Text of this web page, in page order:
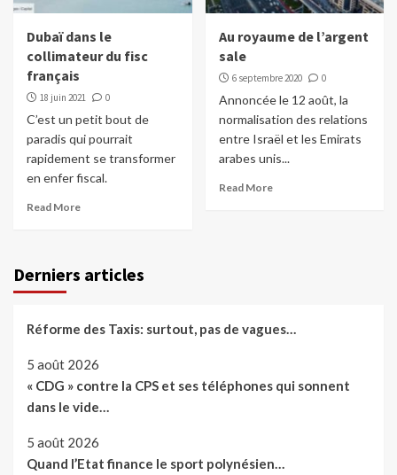
Dubaï dans le
collimateur du fisc
français
18 juin 2021 0
C’est un petit bout de
paradis qui pourrait
rapidement se transformer
en enfer fiscal.
Read More
Au royaume de l’argent
sale
6 septembre 2020 0
Annoncée le 12 août, la
normalisation des relations
entre Israël et les Emirats
arabes unis...
Read More
Derniers articles
Réforme des Taxis: surtout, pas de vagues…
5 août 2026
« CDG » contre la CPS et ses téléphones qui sonnent
dans le vide…
5 août 2026
Quand l’Etat finance le sport polynésien…